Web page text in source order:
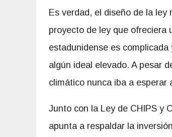
Es verdad, el diseño de la
proyecto de ley que ofreciera
estadunidense es
algún ideal elevado. A pesar
climático nunca iba a esperar
Junto con la Ley de CHIPS y
apunta a respaldar la